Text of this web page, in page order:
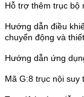
Hỗ trợ thêm trục bộ
Hướng dẫn điều
chuyển động và
Hướng dẫn ứng
Mã G:8 trục nội suy